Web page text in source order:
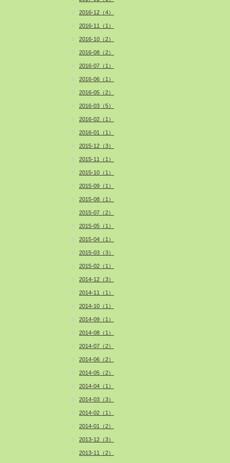
2016-12（4）
2016-11（1）
2016-10（2）
2016-08（2）
2016-07（1）
2016-06（1）
2016-05（2）
2016-03（5）
2016-02（1）
2016-01（1）
2015-12（3）
2015-11（1）
2015-10（1）
2015-09（1）
2015-08（1）
2015-07（2）
2015-05（1）
2015-04（1）
2015-03（3）
2015-02（1）
2014-12（3）
2014-11（1）
2014-10（1）
2014-09（1）
2014-08（1）
2014-07（2）
2014-06（2）
2014-05（2）
2014-04（1）
2014-03（3）
2014-02（1）
2014-01（2）
2013-12（3）
2013-11（2）